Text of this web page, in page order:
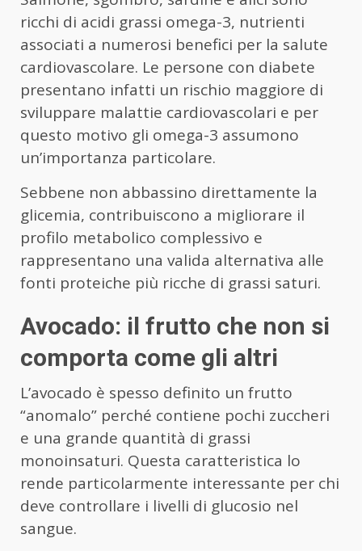
ricchi di acidi grassi omega-3, nutrienti
associati a numerosi benefici per la salute
cardiovascolare. Le persone con diabete
presentano infatti un rischio maggiore di
sviluppare malattie cardiovascolari e per
questo motivo gli omega-3 assumono
un’importanza particolare.
Sebbene non abbassino direttamente la
glicemia, contribuiscono a migliorare il
profilo metabolico complessivo e
rappresentano una valida alternativa alle
fonti proteiche più ricche di grassi saturi.
Avocado: il frutto che non si
comporta come gli altri
L’avocado è spesso definito un frutto
“anomalo” perché contiene pochi zuccheri
e una grande quantità di grassi
monoinsaturi. Questa caratteristica lo
rende particolarmente interessante per chi
deve controllare i livelli di glucosio nel
sangue.